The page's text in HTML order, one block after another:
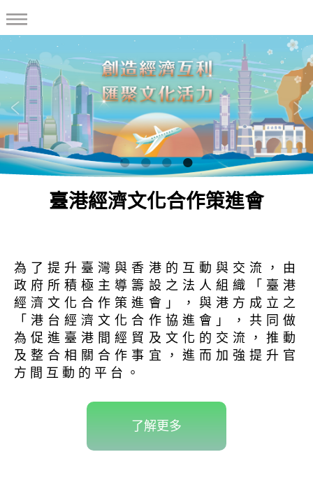
臺港經濟文化合作策進會
為了提升臺灣與香港的互動與交流，由
政府所積極主導籌設之法人組織「臺港
經濟文化合作策進會」，與港方成立之
「港台經濟文化合作協進會」，共同做
為促進臺港間經貿及文化的交流，推動
及整合相關合作事宜，進而加強提升官
方間互動的平台。
了解更多